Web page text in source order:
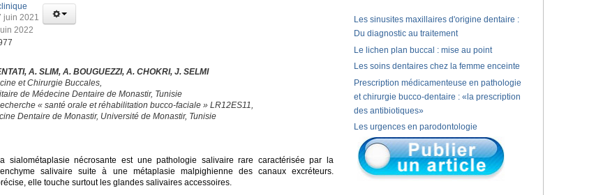
juin 2021
2022
A. SLIM, A. BOUGUEZZI, A. CHOKRI, J. SELMI
et Chirurgie Buccales,
de Médecine Dentaire de Monastir, Tunisie
« santé orale et réhabilitation bucco-faciale » LR12ES11,
Dentaire de Monastir, Université de Monastir, Tunisie
sialométaplasie nécrosante est une pathologie salivaire rare caractérisée par la
salivaire suite à une métaplasie malpighienne des canaux excréteurs.
elle touche surtout les glandes salivaires accessoires.
Les sinusites maxillaires d'origine dentaire :
Du diagnostic au traitement
Le lichen plan buccal : mise au point
Les soins dentaires chez la femme enceinte
Prescription médicamenteuse en pathologie
et chirurgie bucco-dentaire : «la prescription
des antibiotiques»
Les urgences en parodontologie